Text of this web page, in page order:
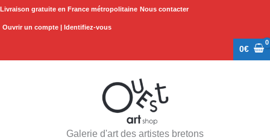
Aller
Livraison gratuite en France métropolitaine Nous contacter
Ouvrir un compte | Identifiez-vous
0€
Galerie d'art des artistes bretons